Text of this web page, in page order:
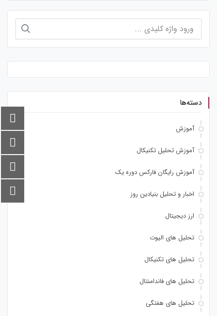
برای:
دسته‌ها
آموزش
آموزش تحلیل تکنیکال
آموزش رایگان فارکس دوره یک
اخبار و تحلیل بنیادین روز
ارز دیجیتال
تحلیل های الیوت
تحلیل های تکنیکال
تحلیل های فاندامنتال
تحلیل های هفتگی